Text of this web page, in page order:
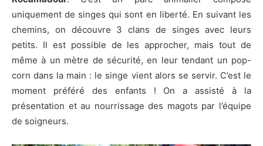
uniquement de singes qui sont en liberté. En suivant les
chemins, on découvre 3 clans de singes avec leurs
petits. Il est possible de les approcher, mais tout de
même à un mètre de sécurité, en leur tendant un pop-
corn dans la main : le singe vient alors se servir. C’est le
moment préféré des enfants ! On a assisté à la
présentation et au nourrissage des magots par l’équipe
de soigneurs.